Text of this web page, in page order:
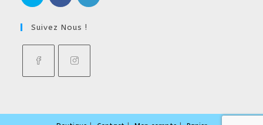
Suivez Nous !
un
un